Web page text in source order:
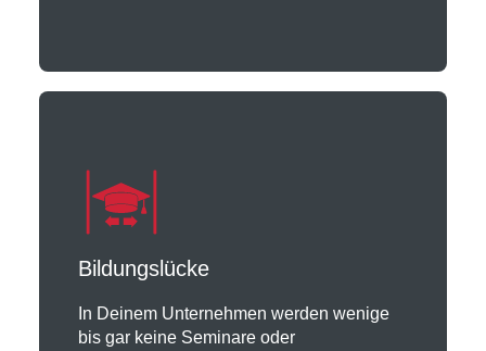
Bildungslücke
In Deinem Unternehmen werden wenige
bis gar keine Seminare oder